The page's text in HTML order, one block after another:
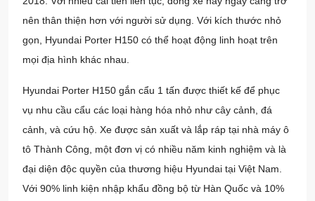
nên thân thiện hơn với người sử dụng. Với kích thước nhỏ
gọn, Hyundai Porter H150 có thể hoạt động linh hoạt trên
mọi địa hình khác nhau.
Hyundai Porter H150 gắn cẩu 1 tấn được thiết kế để phục
vụ nhu cầu cẩu các loại hàng hóa nhỏ như cây cảnh, đá
cảnh, và cứu hộ. Xe được sản xuất và lắp ráp tại nhà máy ô
tô Thành Công, một đơn vị có nhiều năm kinh nghiệm và là
đại diện độc quyền của thương hiệu Hyundai tại Việt Nam.
Với 90% linh kiện nhập khẩu đồng bộ từ Hàn Quốc và 10%